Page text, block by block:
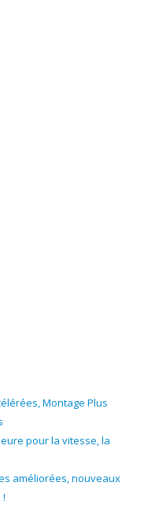
Montage Plus
pour la vitesse, la
améliorées, nouveaux